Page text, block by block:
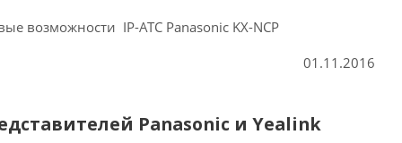
возможности IP-АТС Panasonic KX-NCP
01.11.2016
Panasonic и Yealink